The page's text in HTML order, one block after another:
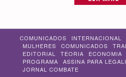
COMUNICADOS INTERNACIONAL
MULHERES
COMUNICADOS
EDITORIAL
TEORIA ECONOMIA
PROGRAMA
ASSINA PARA
JORNAL COMBATE